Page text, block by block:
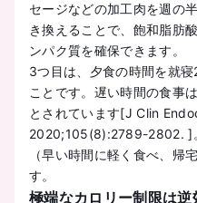
セージなどの加工肉を週の
き換えることで、飽和脂肪
ンパク質を確保できます。
3つ目は、夕食の時間を就
ことです。遅い時間の食事
とされています[J Clin
2020;105(8):2789-2802. ]
（早い時間に軽く食べ、帰
す。
極端なカロリー制限は